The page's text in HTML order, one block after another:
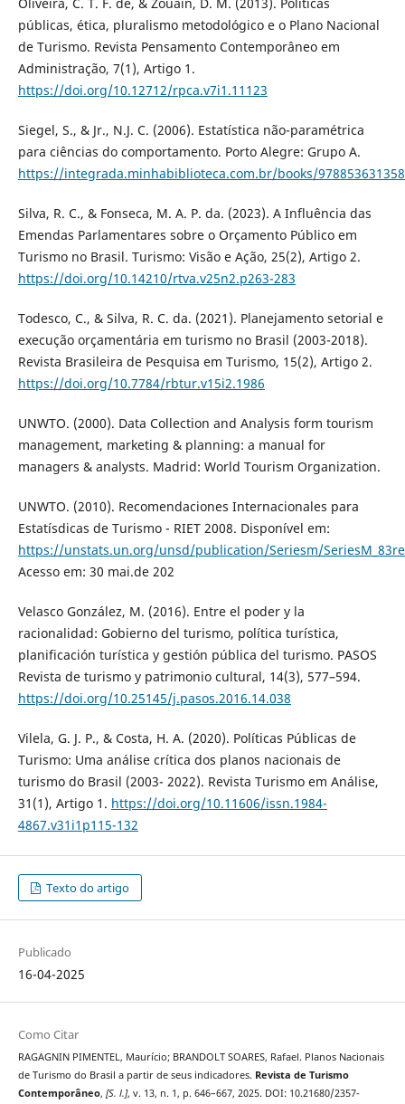
Oliveira, C. T. F. de, & Zouain, D. M. (2013). Políticas
públicas, ética, pluralismo metodológico e o Plano Nacional
de Turismo. Revista Pensamento Contemporâneo em
Administração, 7(1), Artigo 1.
https://doi.org/10.12712/rpca.v7i1.11123
Siegel, S., & Jr., N.J. C. (2006). Estatística não-paramétrica
para ciências do comportamento. Porto Alegre: Grupo A.
https://integrada.minhabiblioteca.com.br/books/
Silva, R. C., & Fonseca, M. A. P. da. (2023). A Influência das
Emendas Parlamentares sobre o Orçamento Público em
Turismo no Brasil. Turismo: Visão e Ação, 25(2), Artigo 2.
https://doi.org/10.14210/rtva.v25n2.p263-283
Todesco, C., & Silva, R. C. da. (2021). Planejamento setorial e
execução orçamentária em turismo no Brasil (2003-2018).
Revista Brasileira de Pesquisa em Turismo, 15(2), Artigo 2.
https://doi.org/10.7784/rbtur.v15i2.1986
UNWTO. (2000). Data Collection and Analysis form tourism
management, marketing & planning: a manual for
managers & analysts. Madrid: World Tourism Organization.
UNWTO. (2010). Recomendaciones Internacionales para
Estatísdicas de Turismo - RIET 2008. Disponível em:
https://unstats.un.org/unsd/publication/Seriesm/
Acesso em: 30 mai.de 202
Velasco González, M. (2016). Entre el poder y la
racionalidad: Gobierno del turismo, política turística,
planificación turística y gestión pública del turismo. PASOS
Revista de turismo y patrimonio cultural, 14(3), 577–594.
https://doi.org/10.25145/j.pasos.2016.14.038
Vilela, G. J. P., & Costa, H. A. (2020). Políticas Públicas de
Turismo: Uma análise crítica dos planos nacionais de
turismo do Brasil (2003- 2022). Revista Turismo em Análise,
31(1), Artigo 1. https://doi.org/10.11606/issn.1984-
4867.v31i1p115-132
Texto do artigo
Publicado
16-04-2025
Como Citar
RAGAGNIN PIMENTEL, Maurício; BRANDOLT SOARES, Rafael. Planos Nacionais
de Turismo do Brasil a partir de seus indicadores. Revista de Turismo
Contemporâneo, [S. l.], v. 13, n. 1, p. 646–667, 2025. DOI: 10.21680/2357-